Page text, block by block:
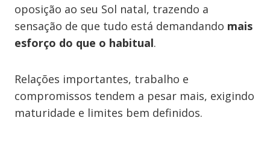
oposição ao seu Sol natal, trazendo a
sensação de que tudo está demandando mais
esforço do que o habitual.
Relações importantes, trabalho e
compromissos tendem a pesar mais, exigindo
maturidade e limites bem definidos.